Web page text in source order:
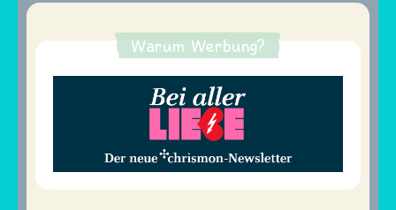
Warum Werbung?